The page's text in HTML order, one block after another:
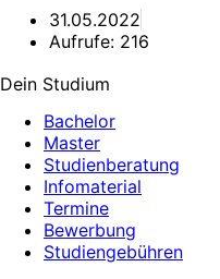
31.05.2022
Aufrufe: 216
Dein Studium
Bachelor
Master
Studienberatung
Infomaterial
Termine
Bewerbung
Studiengebühren